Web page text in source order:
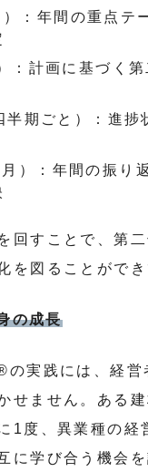
：年間の重点テ
：計画に基づく
期ごと）：進捗
）：年間の振り
回すことで、第
を図ることができ
の成長
の実践には、経営
せません。ある
1度、異業種の経
に学び合う機会を